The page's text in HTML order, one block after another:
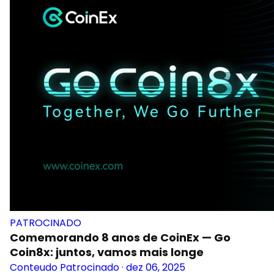
PATROCINADO
Comemorando 8 anos de CoinEx — Go
Coin8x: juntos, vamos mais longe
Conteudo Patrocinado· dez 06, 2025